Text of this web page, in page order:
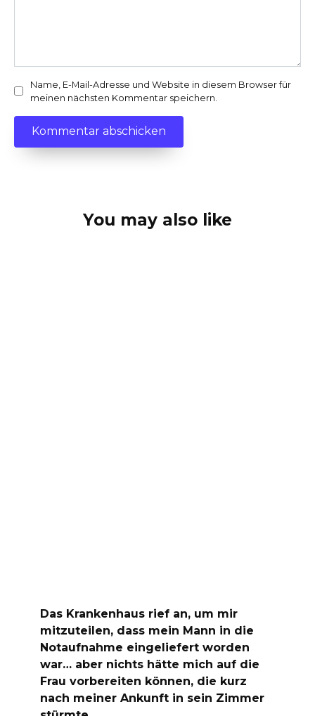
Name, E-Mail-Adresse und Website in diesem Browser für
meinen nächsten Kommentar speichern.
You may also like
Das Krankenhaus rief an, um mir
mitzuteilen, dass mein Mann in die
Notaufnahme eingeliefert worden
war… aber nichts hätte mich auf die
Frau vorbereiten können, die kurz
nach meiner Ankunft in sein Zimmer